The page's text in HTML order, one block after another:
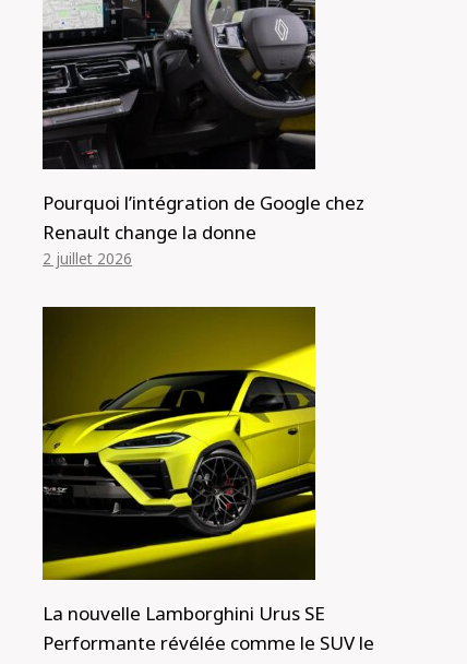
Pourquoi l’intégration de Google chez
Renault change la donne
2 juillet 2026
La nouvelle Lamborghini Urus SE
Performante révélée comme le SUV le